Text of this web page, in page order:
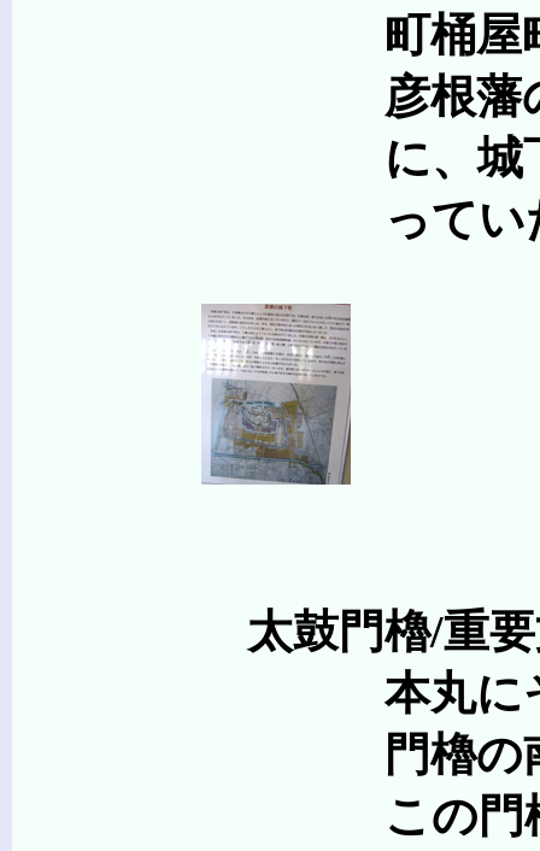
町桶屋町・職人町
彦根藩の足軽は、
に、城下を取り囲
っていたの
太鼓門櫓/重要
本丸にそびえる天
門櫓の南には「く
この門櫓は、建物